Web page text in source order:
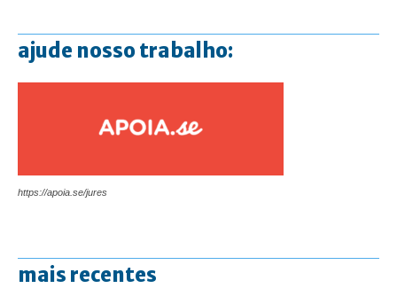
ajude nosso trabalho:
https://apoia.se/jures
mais recentes